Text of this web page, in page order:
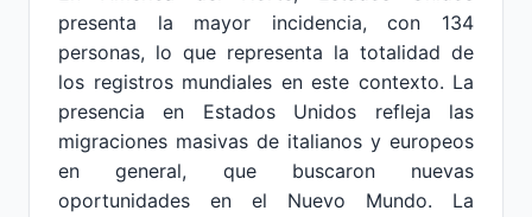
presenta la mayor incidencia, con 134
personas, lo que representa la totalidad de
los registros mundiales en este contexto. La
presencia en Estados Unidos refleja las
migraciones masivas de italianos y europeos
en general, que buscaron nuevas
oportunidades en el Nuevo Mundo. La